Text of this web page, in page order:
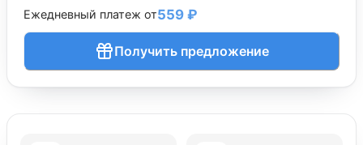
Ежедневный платеж от559 ₽
Получить предложение